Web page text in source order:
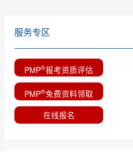
服务专区
PMP®报考资质评估
PMP®免费资料领取
在线报名